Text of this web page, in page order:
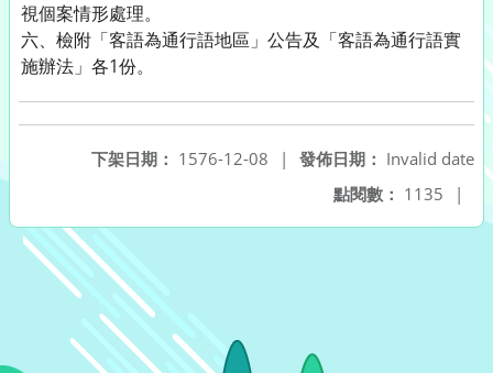
視個案情形處理。
六、檢附「客語為通行語地區」公告及「客語為通行語實
施辦法」各1份。
發佈日期： Invalid date
下架日期： 1576-12-08
|
點閱數： 1135 |